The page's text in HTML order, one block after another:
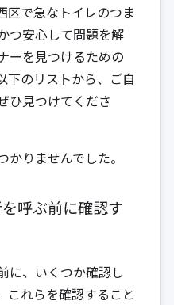
区で急なトイレのつま
つ安心して問題を解
ーを見つけるための
下のリストから、ご自
ひ見つけてくださ
りませんでした。
呼ぶ前に確認す
に、いくつか確認し
これらを確認すること